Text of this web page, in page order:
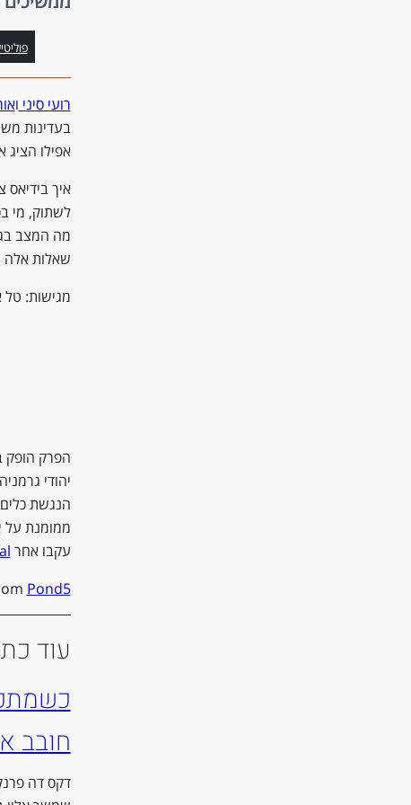
רועי סיני ו
אפילו
איך
לשתוק, מי
מה המצב
שאלות אלה
מגישות: טל
הפרק הופק
יהודי
הנגשת כלים
ממומנת על
עקבו אחר
Pond5
עוד
חובב